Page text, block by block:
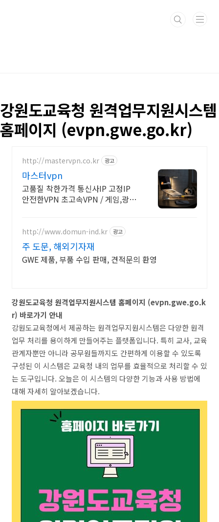
강원도교육청 원격업무지원시스템
홈페이지 (evpn.gwe.go.kr)
http://mastervpn.co.kr 광고
마스터vpn
고품질 착한가격 통신사IP 고정IP
안전한VPN 초고속VPN / 게임,광고,
http://www.domun-ind.kr 광고
주 도문, 해외기자재
GWE 제품, 부품 수입 판매, 견적문의 환영
강원도교육청 원격업무지원시스템 홈페이지 (evpn.gwe.go.k
r) 바로가기 안내
강원도교육청에서 제공하는 원격업무지원시스템은 다양한 원격
업무 처리를 용이하게 만들어주는 플랫폼입니다. 특히 교사, 교육
관계자뿐만 아니라 공무원들까지도 간편하게 이용할 수 있도록
구성된 이 시스템은 교육청 내의 업무를 효율적으로 처리할 수 있
는 도구입니다. 오늘은 이 시스템의 다양한 기능과 사용 방법에
대해 자세히 알아보겠습니다.